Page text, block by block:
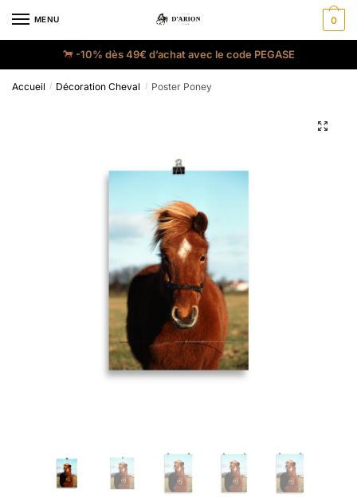
MENU 0
-10% dès 49€ d’achat avec le code PEGASE
Accueil / Décoration Cheval / Poster Poney